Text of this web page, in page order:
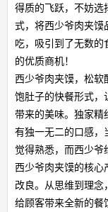
得质的飞跃，不妨选
式，将西少爷肉夹馍
吃，吸引到了无数的
的优质商机！
西少爷肉夹馍，松软
饱肚子的快餐形式，
带来的美味。独家精
有独一无二的口感，
觉得熟悉，而西少爷
西少爷肉夹馍的核心
改良。从思维到理念
给顾客带来全新的餐